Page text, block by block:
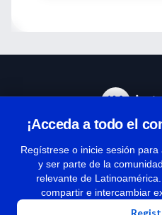
¡Acceda a todo el
Regístrese o inicie sesión
y ser parte de la
relevante de
compartir e intercambiar
Términos y
| Políticas